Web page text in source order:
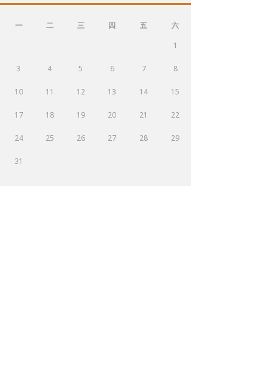
一 二 三 四 五
六
1
3 4 5 6 7 8
10 11 12 13 14 15
17 18 19 20 21 22
24 25 26 27 28 29
31